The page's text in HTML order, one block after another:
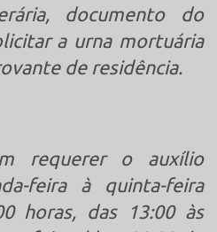
documento do
a urna mortuária
de residência.
requerer o auxílio
feira à quinta-feira
horas, das 13:00 às